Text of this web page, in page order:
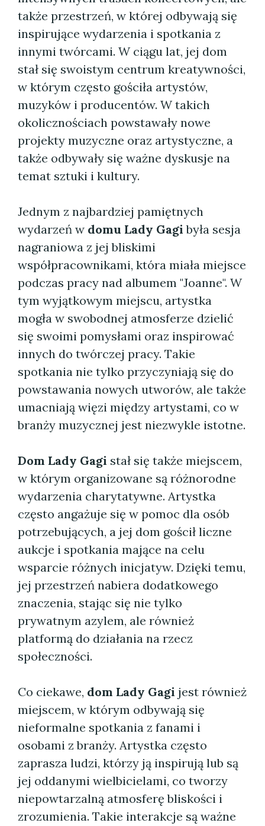
także przestrzeń, w której odbywają się
inspirujące wydarzenia i spotkania z
innymi twórcami. W ciągu lat, jej dom
stał się swoistym centrum kreatywności,
w którym często gościła artystów,
muzyków i producentów. W takich
okolicznościach powstawały nowe
projekty muzyczne oraz artystyczne, a
także odbywały się ważne dyskusje na
temat sztuki i kultury.
Jednym z najbardziej pamiętnych
wydarzeń w domu Lady Gagi była sesja
nagraniowa z jej bliskimi
współpracownikami, która miała miejsce
podczas pracy nad albumem "Joanne". W
tym wyjątkowym miejscu, artystka
mogła w swobodnej atmosferze dzielić
się swoimi pomysłami oraz inspirować
innych do twórczej pracy. Takie
spotkania nie tylko przyczyniają się do
powstawania nowych utworów, ale także
umacniają więzi między artystami, co w
branży muzycznej jest niezwykle istotne.
Dom Lady Gagi stał się także miejscem,
w którym organizowane są różnorodne
wydarzenia charytatywne. Artystka
często angażuje się w pomoc dla osób
potrzebujących, a jej dom gościł liczne
aukcje i spotkania mające na celu
wsparcie różnych inicjatyw. Dzięki temu,
jej przestrzeń nabiera dodatkowego
znaczenia, stając się nie tylko
prywatnym azylem, ale również
platformą do działania na rzecz
społeczności.
Co ciekawe, dom Lady Gagi jest również
miejscem, w którym odbywają się
nieformalne spotkania z fanami i
osobami z branży. Artystka często
zaprasza ludzi, którzy ją inspirują lub są
jej oddanymi wielbicielami, co tworzy
niepowtarzalną atmosferę bliskości i
zrozumienia. Takie interakcje są ważne